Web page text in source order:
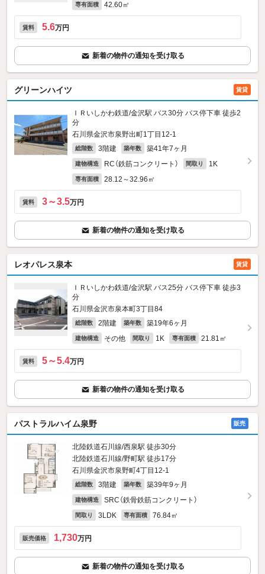
専有面積 42.60㎡
賃料 5.6万円
新着の物件の通知を受け取る
グリーンハイツ 賃貸
ＩＲいしかわ鉄道/金沢駅 バス30分 バス停下車 徒歩2
分
石川県金沢市泉野出町1丁目12-1
総階数 3階建 築年数 築41年7ヶ月
建物構造 RC（鉄筋コンクリート） 間取り 1K
専有面積 28.12～32.96㎡
賃料 3～3.5万円
新着の物件の通知を受け取る
レオパレス泉本 賃貸
ＩＲいしかわ鉄道/金沢駅 バス25分 バス停下車 徒歩3
分
石川県金沢市泉本町3丁目84
総階数 2階建 築年数 築19年6ヶ月
建物構造 その他 間取り 1K 専有面積 21.81㎡
賃料 5～5.4万円
新着の物件の通知を受け取る
パストラルハイム泉野 販売
北陸鉄道石川線/西泉駅 徒歩30分
北陸鉄道石川線/野町駅 徒歩17分
石川県金沢市泉野町4丁目12-1
総階数 3階建 築年数 築39年9ヶ月
建物構造 SRC（鉄骨鉄筋コンクリート）
間取り 3LDK 専有面積 76.84㎡
販売価格 1,730万円
新着の物件の通知を受け取る